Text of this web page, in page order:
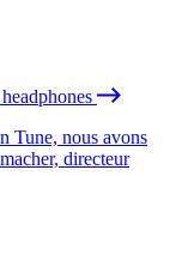
Tune, nous avons
directeur